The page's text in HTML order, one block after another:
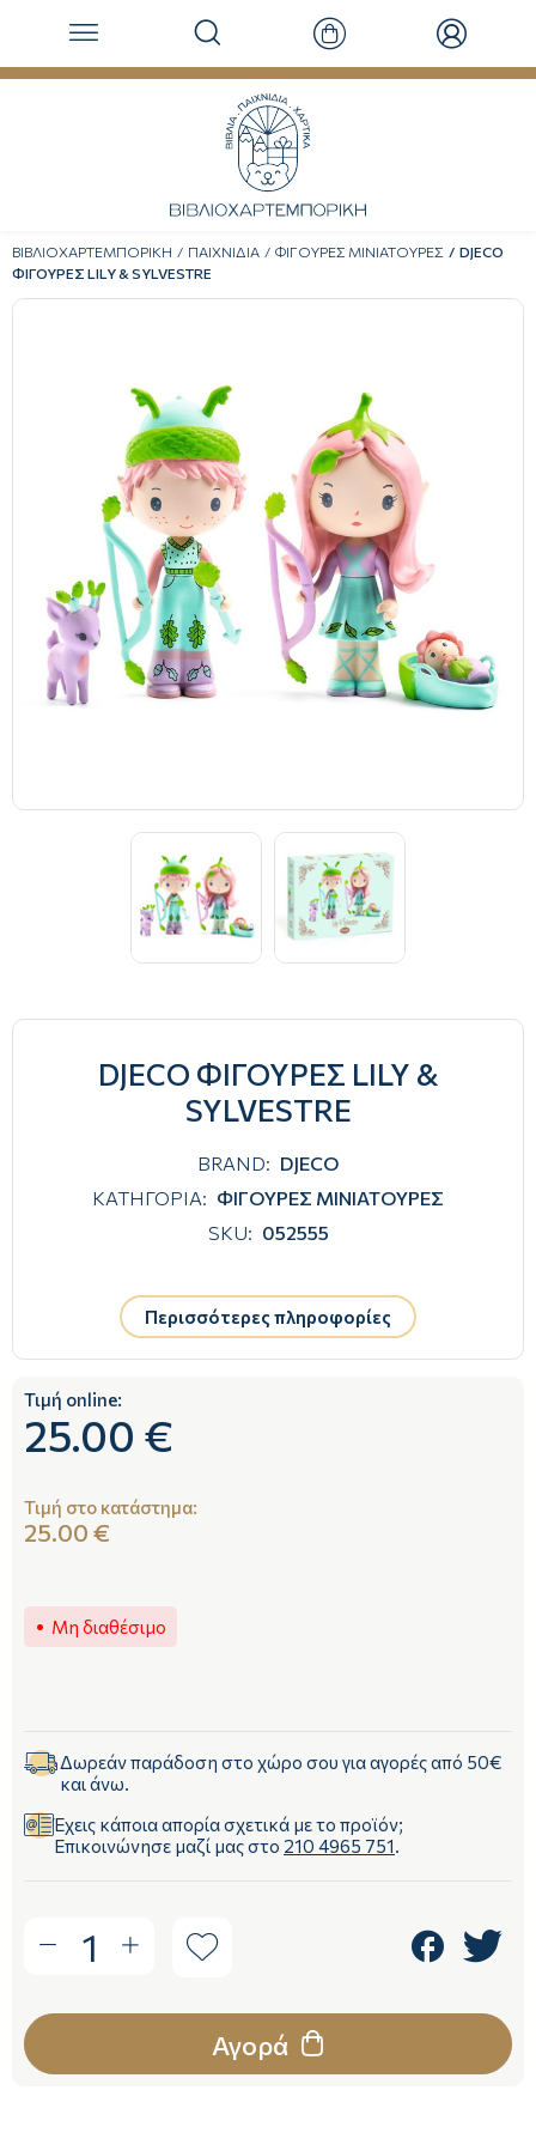
ΒΙΒΛΙΟΧΑΡΤΕΜΠΟΡΙΚΗ ΠΑΙΧΝΙΔΙΑ ΦΙΓΟΥΡΕΣ ΜΙΝΙΑΤΟΥΡΕΣ
DJECO
ΦΙΓΟΥΡΕΣ LILY & SYLVESTRE
DJECO ΦΙΓΟΥΡΕΣ LILY &
SYLVESTRE
BRAND: DJECO
ΚΑΤΗΓΟΡΙΑ: ΦΙΓΟΥΡΕΣ ΜΙΝΙΑΤΟΥΡΕΣ
SKU: 052555
Περισσότερες πληροφορίες
Τιμή online:
25.00 €
Τιμή στο κατάστημα:
25.00 €
Μη διαθέσιμο
Δωρεάν παράδοση στο χώρο σου για αγορές από 50€
και άνω.
Έχεις κάποια απορία σχετικά με το προϊόν;
Επικοινώνησε μαζί μας στο 210 4965 751.
1
Αγορά